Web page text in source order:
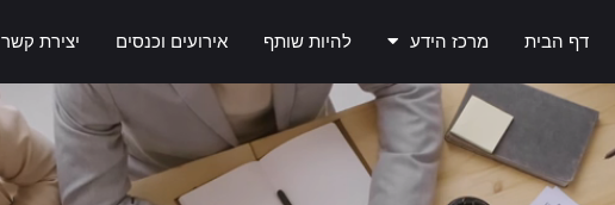
דף הבית מרכז הידע להיות שותף אירועים וכנסים יצירת קשר